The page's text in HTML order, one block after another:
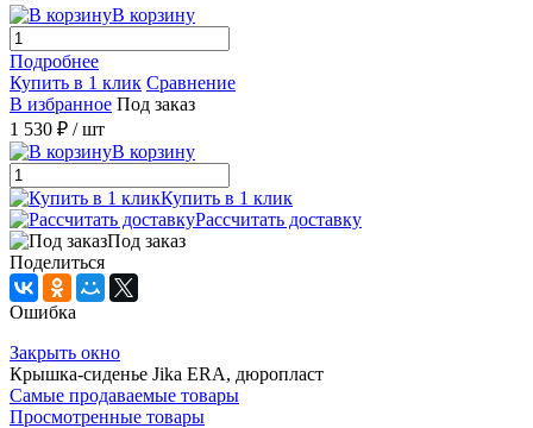
В корзину
Подробнее
Купить в 1 клик Сравнение
В избранное Под заказ
1 530 ₽ / шт
В корзину
Купить в 1 клик
Рассчитать доставку
Под заказ
Поделиться
Ошибка
Закрыть окно
Крышка-сиденье Jika ERA, дюропласт
Самые продаваемые товары
Просмотренные товары